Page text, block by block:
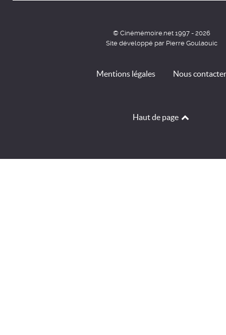
© Cinémémoire.net 1997 - 2026
Site développé par Pierre Goulaouic
Mentions légales Nous contacter
Haut de page